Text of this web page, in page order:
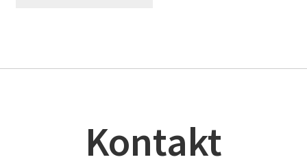
Kontakt